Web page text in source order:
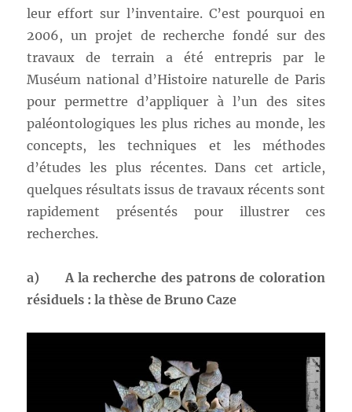
leur effort sur l’inventaire. C’est pourquoi en
2006, un projet de recherche fondé sur des
travaux de terrain a été entrepris par le
Muséum national d’Histoire naturelle de Paris
pour permettre d’appliquer à l’un des sites
paléontologiques les plus riches au monde, les
concepts, les techniques et les méthodes
d’études les plus récentes. Dans cet article,
quelques résultats issus de travaux récents sont
rapidement présentés pour illustrer ces
recherches.
a) A la recherche des patrons de coloration
résiduels : la thèse de Bruno Caze